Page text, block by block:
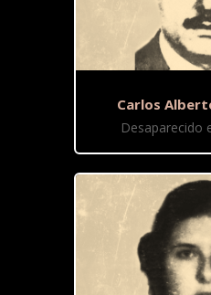
Carlos
Desaparecido